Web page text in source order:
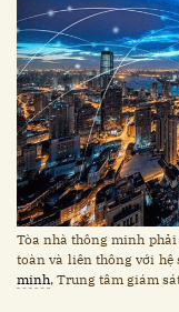
Tòa nhà thông minh
toàn và liên thông với
minh, Trung tâm giám